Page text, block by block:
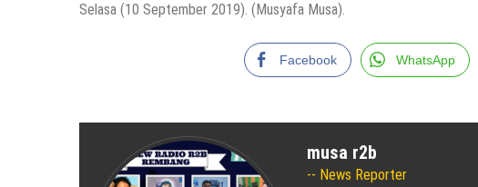
Selasa (10 September 2019). (Musyafa Musa).
Facebook WhatsApp
musa r2b
News Reporter